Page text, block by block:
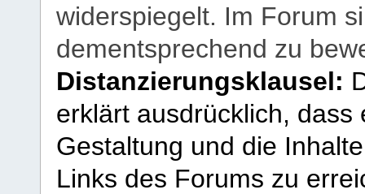
widerspiegelt. Im Forum
dementsprechend zu
Distanzierungsklausel:
erklärt ausdrücklich,
Gestaltung und die
Links des Forums zu